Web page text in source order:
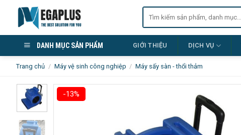
content
Tìm
DANH MỤC SẢN PHẨM GIỚI THIỆU DỊCH VỤ
Trang chủ / Máy vệ sinh công nghiệp / Máy sấy sàn - thổi thảm
-13%